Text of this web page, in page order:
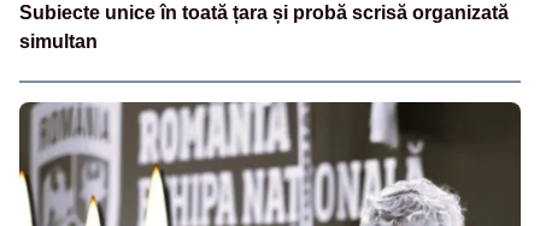
Subiecte unice în toată țara și probă scrisă organizată
simultan